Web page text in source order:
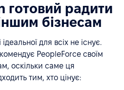
готовий радити
бізнесам
для всіх не існує.
PeopleForce своїм
оскільки саме ця
тим, хто цінує: